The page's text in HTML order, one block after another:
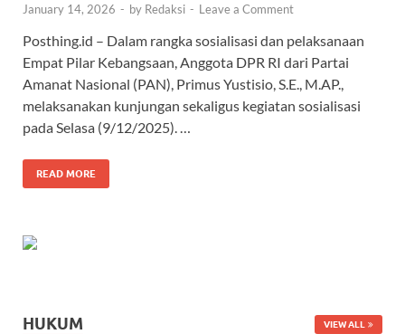
January 14, 2026 - by Redaksi - Leave a Comment
Posthing.id – Dalam rangka sosialisasi dan pelaksanaan
Empat Pilar Kebangsaan, Anggota DPR RI dari Partai
Amanat Nasional (PAN), Primus Yustisio, S.E., M.AP.,
melaksanakan kunjungan sekaligus kegiatan sosialisasi
pada Selasa (9/12/2025). …
READ MORE
HUKUM VIEW ALL